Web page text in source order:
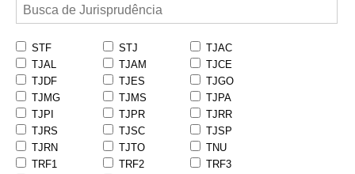
STF STJ
TJAC
TJAL
TJAM
TJCE
TJDF
TJES
TJGO
TJMG
TJMS
TJPA
TJPI
TJPR
TJRR
TJRS
TJSC
TJSP
TJRN
TJTO
TNU
TRF1
TRF2
TRF3